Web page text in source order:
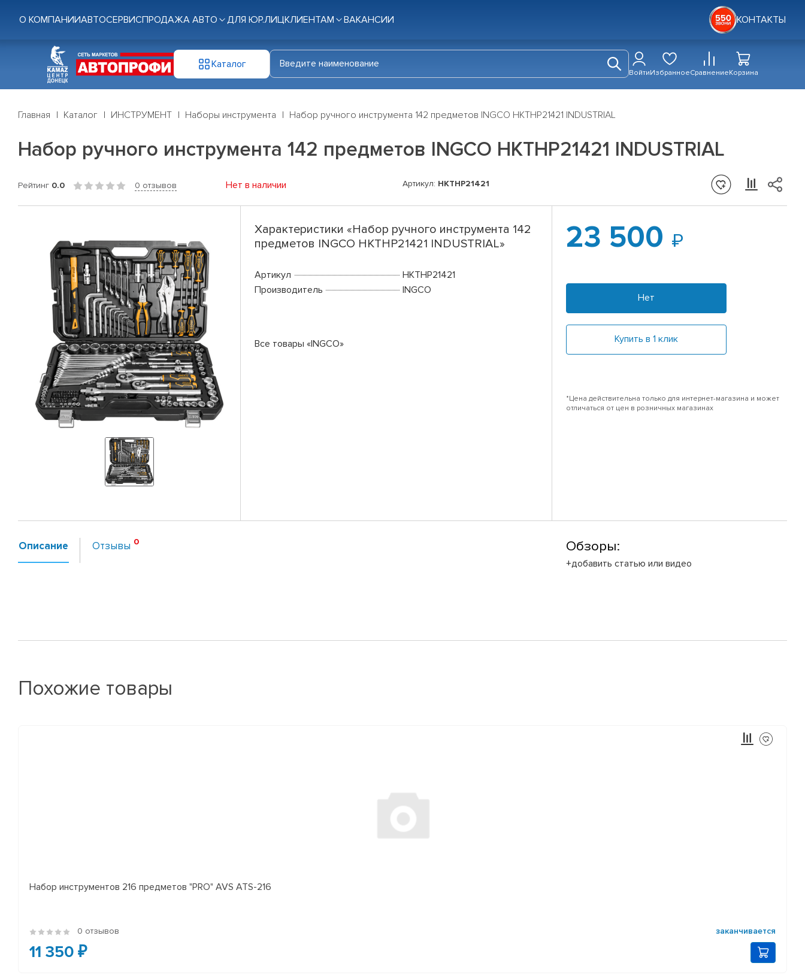
О КОМПАНИИАВТОСЕРВИСПРОДАЖА АВТО ДЛЯ ЮР.ЛИЦКЛИЕНТАМ ВАКАНСИИ КОНТАКТЫ
Каталог
ВойтиИзбранноеСравнениеКорзина
Главная Каталог ИНСТРУМЕНТ Наборы инструмента Набор ручного инструмента 142 предметов INGCO HKTHP21421 INDUSTRIAL
Набор ручного инструмента 142 предметов INGCO HKTHP21421 INDUSTRIAL
Рейтинг 0.0 0 отзывов Нет в наличии Артикул: HKTHP21421
Характеристики «Набор ручного инструмента 142
предметов INGCO HKTHP21421 INDUSTRIAL»
Артикул
HKTHP21421
Производитель
INGCO
Все товары «INGCO»
23 500
Нет
Купить в 1 клик
*Цена действительна только для интернет-магазина и может
отличаться от цен в розничных магазинах
Описание Отзывы Обзоры:
+добавить статью или видео
Похожие товары
Набор инструментов 216 предметов "PRO" AVS ATS-216
0 отзывов заканчивается
11 350 ₽